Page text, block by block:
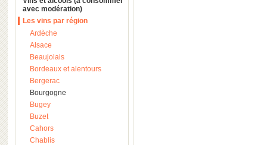
avec modération)
Les vins par région
Ardèche
Alsace
Beaujolais
Bordeaux et alentours
Bergerac
Bourgogne
Bugey
Buzet
Cahors
Chablis